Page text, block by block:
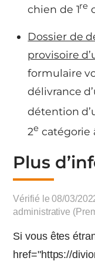
chien de 1re
Dossier de
provisoire
formulaire
délivrance
détention
2e catégorie
Plus
Vérifié le 08/03/
administrative
Si vous êtes
href="https://